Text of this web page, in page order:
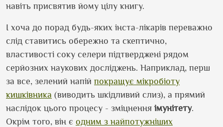
навіть присвятив йому цілу книгу.
І хоча до порад будь-яких інста-лікарів переважно
слід ставитись обережно та скептично,
властивості соку селери підтверджені рядом
серйозних наукових досліджень. Наприклад, перш
за все, зелений напій покращує мікробіоту
кишківника (виводить шкідливий слиз), а прямий
наслідок цього процесу - зміцнення імунітету.
Окрім того, він є одним з найпотужніших